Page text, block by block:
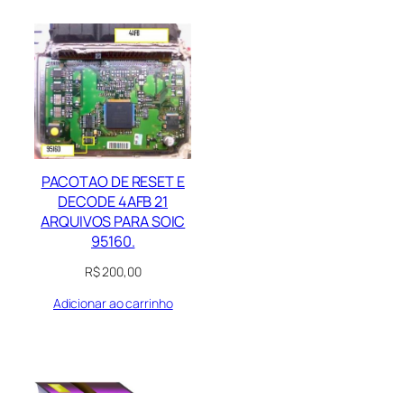
PACOTAO DE RESET E
DECODE 4AFB 21
ARQUIVOS PARA SOIC
95160.
R$200,00
Adicionar ao carrinho